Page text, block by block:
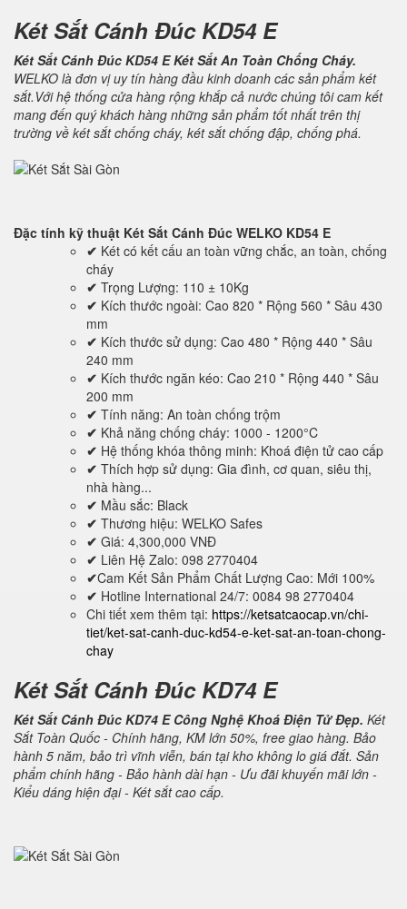
Két Sắt Cánh Đúc KD54 E
Két Sắt Cánh Đúc KD54 E Két Sắt An Toàn Chống Cháy.
WELKO là đơn vị uy tín hàng đầu kinh doanh các sản phẩm két
sắt.Với hệ thống cửa hàng rộng khắp cả nước chúng tôi cam kết
mang đến quý khách hàng những sản phẩm tốt nhất trên thị
trường về két sắt chống cháy, két sắt chống đập, chống phá.
Đặc tính kỹ thuật Két Sắt Cánh Đúc WELKO KD54 E
✔ Két có kết cấu an toàn vững chắc, an toàn, chống
cháy
✔ Trọng Lượng: 110 ± 10Kg
✔ Kích thước ngoài: Cao 820 * Rộng 560 * Sâu 430
mm
✔ Kích thước sử dụng: Cao 480 * Rộng 440 * Sâu
240 mm
✔ Kích thước ngăn kéo: Cao 210 * Rộng 440 * Sâu
200 mm
✔ Tính năng: An toàn chống trộm
✔ Khả năng chống cháy: 1000 - 1200°C
✔ Hệ thống khóa thông minh: Khoá điện tử cao cấp
✔ Thích hợp sử dụng: Gia đình, cơ quan, siêu thị,
nhà hàng...
✔ Mầu sắc: Black
✔ Thương hiệu: WELKO Safes
✔ Giá: 4,300,000 VNĐ
✔ Liên Hệ Zalo: 098 2770404
✔Cam Kết Sản Phẩm Chất Lượng Cao: Mới 100%
✔ Hotline International 24/7: 0084 98 2770404
Chi tiết xem thêm tại: https://ketsatcaocap.vn/chi-
tiet/ket-sat-canh-duc-kd54-e-ket-sat-an-toan-chong-
chay
Két Sắt Cánh Đúc KD74 E
Két Sắt Cánh Đúc KD74 E Công Nghệ Khoá Điện Tử Đẹp. Két
Sắt Toàn Quốc - Chính hãng, KM lớn 50%, free giao hàng. Bảo
hành 5 năm, bảo trì vĩnh viễn, bán tại kho không lo giá đắt. Sản
phẩm chính hãng - Bảo hành dài hạn - Ưu đãi khuyến mãi lớn -
Kiểu dáng hiện đại - Két sắt cao cấp.